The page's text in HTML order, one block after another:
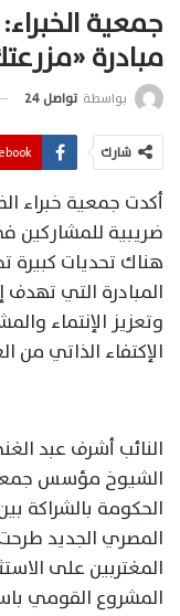
مبادرة
بواسطة تواصل 24
شارك
ضريبية للمشاركين
هناك تحديات كبيرة
المبادرة التي تهدف
وتعزيز الإنتماء
الإكتفاء الذاتي من
النائب أشرف عبد
الشيوخ مؤسس
الحكومة بالشراكة
المصري الجديد
المغتربين على
المشروع القومي